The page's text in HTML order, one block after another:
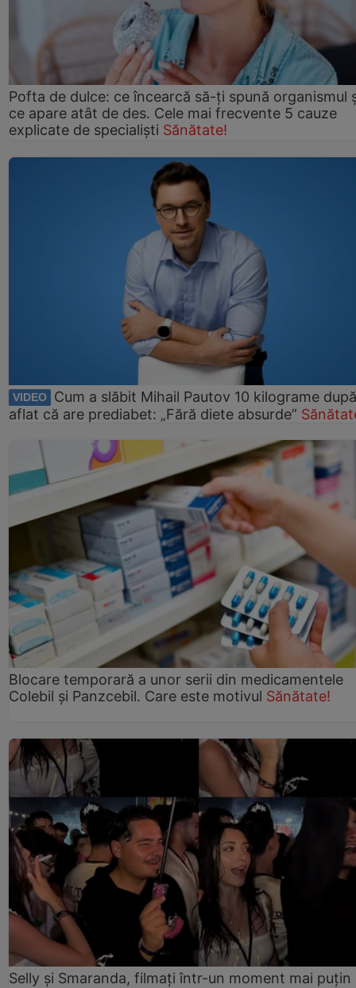
Pofta de dulce: ce încearcă să-ți spună organismul
ce apare atât de des. Cele mai frecvente 5 cauze
explicate de specialiști Sănătate!
VIDEO
Cum a slăbit Mihail Pautov 10 kilograme
aflat că are prediabet: „Fără diete absurde”
Blocare temporară a unor serii din medicamentele
Colebil și Panzcebil. Care este motivul Sănătate!
Selly și Smaranda, filmați într-un moment mai puțin